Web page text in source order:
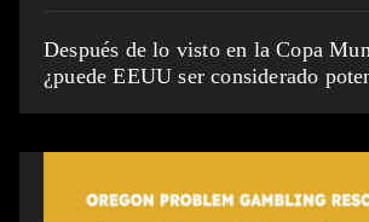
Después de lo visto en la Copa
¿puede EEUU ser considerado